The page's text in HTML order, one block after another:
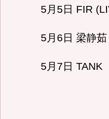
5月5日 FIR
5月6日 梁静茹
5月7日 TANK